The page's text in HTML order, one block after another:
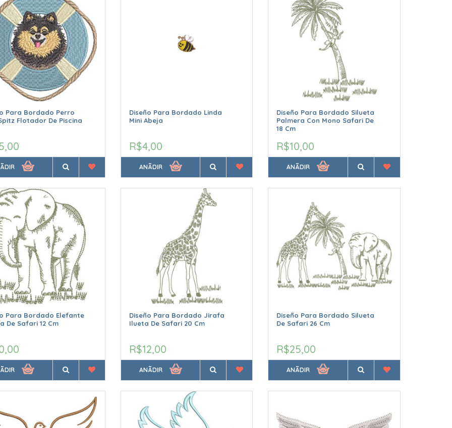
Para Bordado Perro
Flotador De Piscina
Diseño Para Bordado Linda
Mini Abeja
R$4,00
ANÃDIR
Diseño Para Bordado Silueta
Palmera Con Mono Safari De
18 Cm
R$10,00
ANÃDIR
Para Bordado Elefante
De Safari 12 Cm
Diseño Para Bordado Jirafa
Ilueta De Safari 20 Cm
R$12,00
ANÃDIR
Diseño Para Bordado Silueta
De Safari 26 Cm
R$25,00
ANÃDIR